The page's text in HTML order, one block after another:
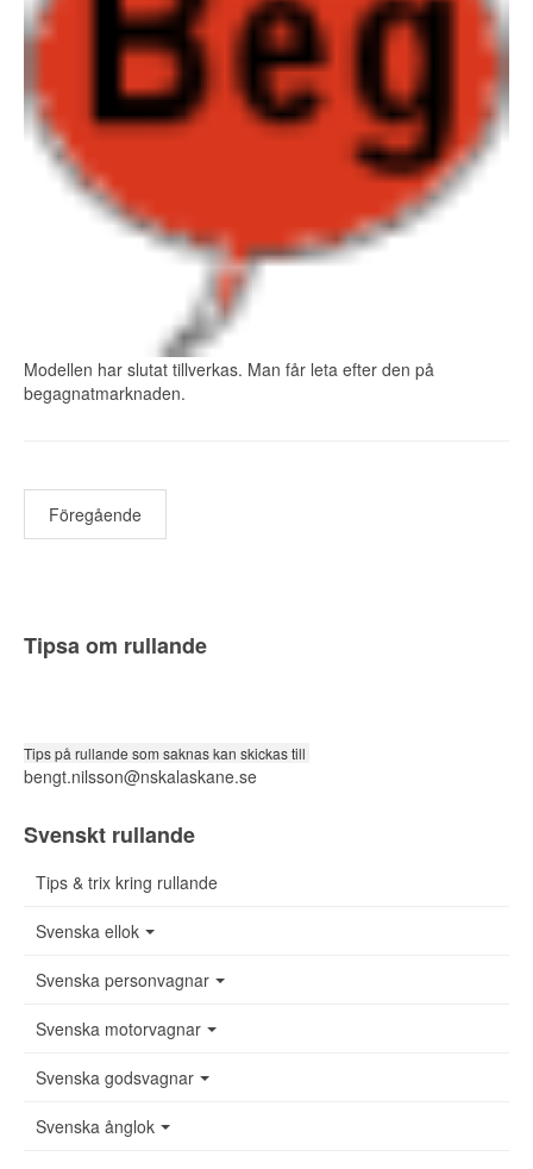
Modellen har slutat tillverkas. Man får leta efter den på
begagnatmarknaden.
Föregående
Tipsa om rullande
Tips på rullande som saknas kan skickas till
bengt.nilsson@nskalaskane.se
Svenskt rullande
Tips & trix kring rullande
Svenska ellok
Svenska personvagnar
Svenska motorvagnar
Svenska godsvagnar
Svenska ånglok